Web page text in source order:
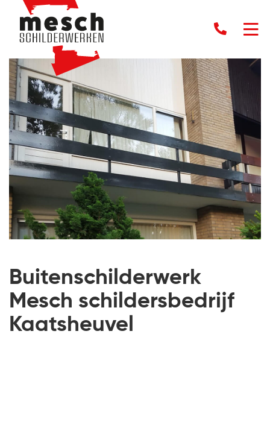
Buitenschilderwerk
Mesch schildersbedrijf
Kaatsheuvel